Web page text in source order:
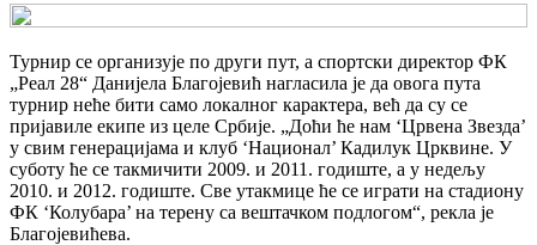
Турнир се организује по други пут, а спортски директор ФК
„Реал 28“ Данијела Благојевић нагласила је да овога пута
турнир неће бити само локалног карактера, већ да су се
пријавиле екипе из целе Србије. „Доћи ће нам ‘Црвена Звезда’
у свим генерацијама и клуб ‘Национал’ Кадилук Црквине. У
суботу ће се такмичити 2009. и 2011. годиште, а у недељу
2010. и 2012. годиште. Све утакмице ће се играти на стадиону
ФК ‘Колубара’ на терену са вештачком подлогом“, рекла је
Благојевићева.